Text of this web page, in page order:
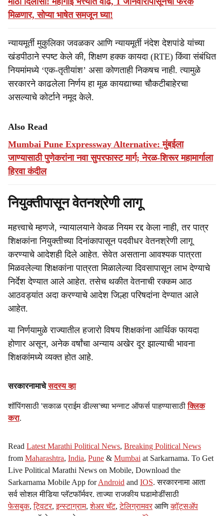
मिळणार, सोप्या भाषेत समजून घ्या!
न्यायमूर्ती मुकुलिका जवळकर आणि न्यायमूर्ती नंदेश देशपांडे यांच्या
खंडपीठाने स्पष्ट केले की, शिक्षण हक्क कायदा (RTE) किंवा संबंधित
नियमांमध्ये ‘एक-तृतीयांश’ असा कोणताही निकषच नाही. त्यामुळे
सरकारने काढलेला निर्णय हा मूळ कायद्याच्या चौकटीबाहेरचा
असल्याचे कोर्टाने नमूद केले.
Also Read
Mumbai Pune Expressway Alternative: मुंबईला
जाण्यासाठी पुणेकरांना नवा सुपरफास्ट मार्ग; नेरळ-शिरूर महामार्गाला
हिरवा कंदील
नियुक्तीपासून वेतनश्रेणी लागू
महत्त्वाचे म्हणजे, न्यायालयाने केवळ नियम रद्द केला नाही, तर पात्र
शिक्षकांना नियुक्तीच्या दिनांकापासून पदवीधर वेतनश्रेणी लागू
करण्याचे आदेशही दिले आहेत. सेवेत असताना आवश्यक पात्रता
मिळवलेल्या शिक्षकांना पात्रता मिळालेल्या दिवसापासून लाभ देण्याचे
निर्देश देण्यात आले आहेत. तसेच थकीत वेतनाची रक्कम आठ
आठवड्यांत अदा करण्याचे आदेश जिल्हा परिषदांना देण्यात आले
आहेत.
या निर्णयामुळे राज्यातील हजारो विषय शिक्षकांना आर्थिक फायदा
होणार असून, अनेक वर्षांचा अन्याय अखेर दूर झाल्याची भावना
शिक्षकांमध्ये व्यक्त होत आहे.
सरकारनामाचेसदस्य व्हा
शॉपिंगसाठी 'सकाळ प्राईम डील्स'च्या भन्नाट ऑफर्स पाहण्यासाठीक्लिक
करा.
Read Latest Marathi Political News, Breaking Political News
from Maharashtra, India, Pune & Mumbai at Sarkarnama. To Get
Live Political Marathi News on Mobile, Download the
Sarkarnama Mobile App forAndroid and IOS. सरकारनामा आता
सर्व सोशल मीडिया प्लॅटफॉर्मवर. ताज्या राजकीय घडामोडींसाठी
फेसबुक,ट्विटर,इन्स्टाग्राम,शेअर चॅट,टेलिग्रामवर आणिव्हॉट्सॲप